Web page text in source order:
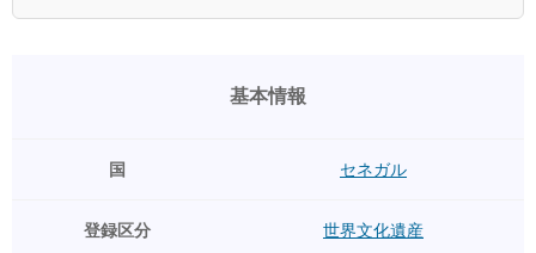
基本情報
国 セネガル
登録区分 世界文化遺産